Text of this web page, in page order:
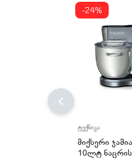
-24%
ტექნიკა
მიქსერი
10ლტ